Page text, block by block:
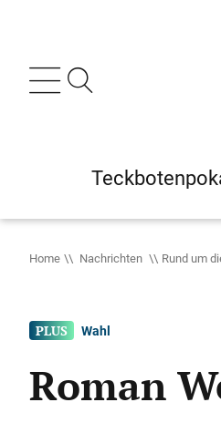
Home Nachrichten Rund um
Wahl
Roman